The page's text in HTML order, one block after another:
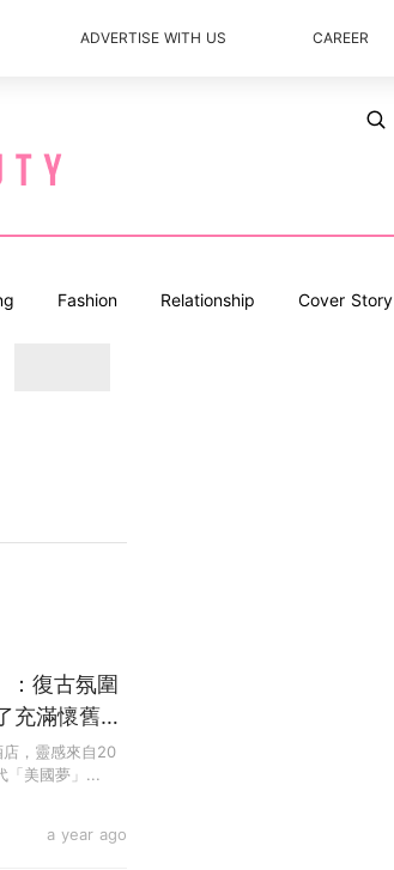
ADVERTISE WITH US CAREER
Fashion Relationship Cover Story
a year ago
復古氛圍
充滿懷舊感
，靈感來自20
「美國夢」...